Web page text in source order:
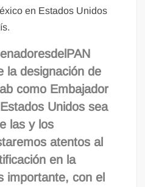
en Estados Unidos
la designación de
como Embajador
Unidos sea
las y los
atentos al
en la
importante, con el